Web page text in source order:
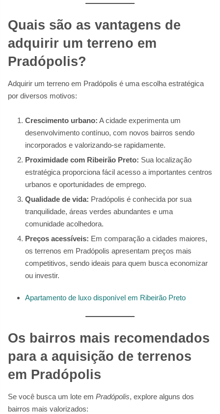
Quais são as vantagens de
adquirir um terreno em
Pradópolis?
Adquirir um terreno em Pradópolis é uma escolha estratégica
por diversos motivos:
Crescimento urbano: A cidade experimenta um
desenvolvimento contínuo, com novos bairros sendo
incorporados e valorizando-se rapidamente.
Proximidade com Ribeirão Preto: Sua localização
estratégica proporciona fácil acesso a importantes centros
urbanos e oportunidades de emprego.
Qualidade de vida: Pradópolis é conhecida por sua
tranquilidade, áreas verdes abundantes e uma
comunidade acolhedora.
Preços acessíveis: Em comparação a cidades maiores,
os terrenos em Pradópolis apresentam preços mais
competitivos, sendo ideais para quem busca economizar
ou investir.
Apartamento de luxo disponível em Ribeirão Preto
Os bairros mais recomendados
para a aquisição de terrenos
em Pradópolis
Se você busca um lote em Pradópolis, explore alguns dos
bairros mais valorizados: